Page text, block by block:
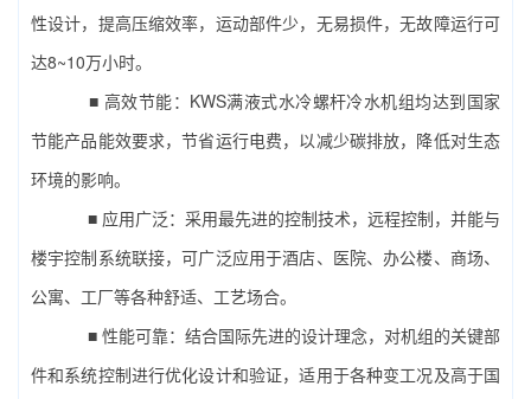
性设计，提高压缩效率，运动部件少，无易损件，无故障运行可
达8~10万小时。
■ 高效节能：KWS满液式水冷螺杆冷水机组均达到国家
节能产品能效要求，节省运行电费，以减少碳排放，降低对生态
环境的影响。
■ 应用广泛：采用最先进的控制技术，远程控制，并能与
楼宇控制系统联接，可广泛应用于酒店、医院、办公楼、商场、
公寓、工厂等各种舒适、工艺场合。
■ 性能可靠：结合国际先进的设计理念，对机组的关键部
件和系统控制进行优化设计和验证，适用于各种变工况及高于国